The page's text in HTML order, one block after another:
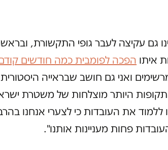
גם עקיצה לעבר גופי התקשורת,
איתו הפכה לפומבית כמה חודשים
ואני גם חושב שבראייה היסטורית
היותר מוצלחות של משטרת
ללמוד את העובדות כי לצערי אנחנו
פחות מעניינות אותנו".